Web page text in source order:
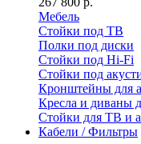
Мебель
Стойки под ТВ
Полки под диски
Стойки под Hi-Fi
Стойки под
Кронштейны для
Кресла и диваны
Стойки для ТВ и
Кабели / Фильтры